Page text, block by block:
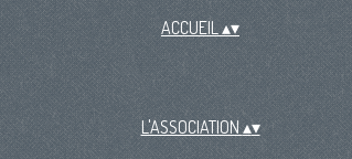
ACCUEIL▴▾
L'ASSOCIATION▴▾